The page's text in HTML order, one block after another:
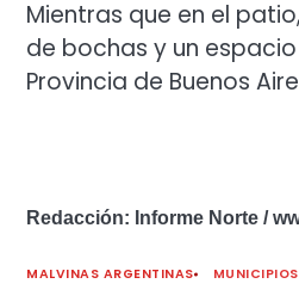
Mientras que en el
de bochas y un
Provincia de Buenos
Redacción: Informe Norte /
MALVINAS ARGENTINAS
MUNICIPIOS